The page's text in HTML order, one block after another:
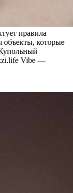
правила
объекты, которые
Vibe —